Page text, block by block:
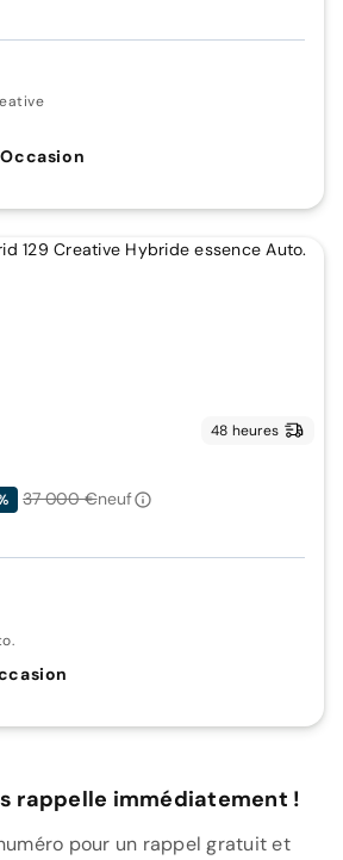
Occasion
48 heures
37 000 €neuf
rappelle immédiatement !
pour un rappel gratuit et